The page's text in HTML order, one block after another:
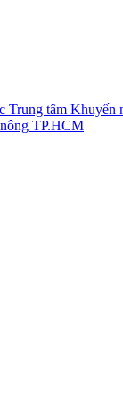
Trung tâm Khuyến
TP.HCM